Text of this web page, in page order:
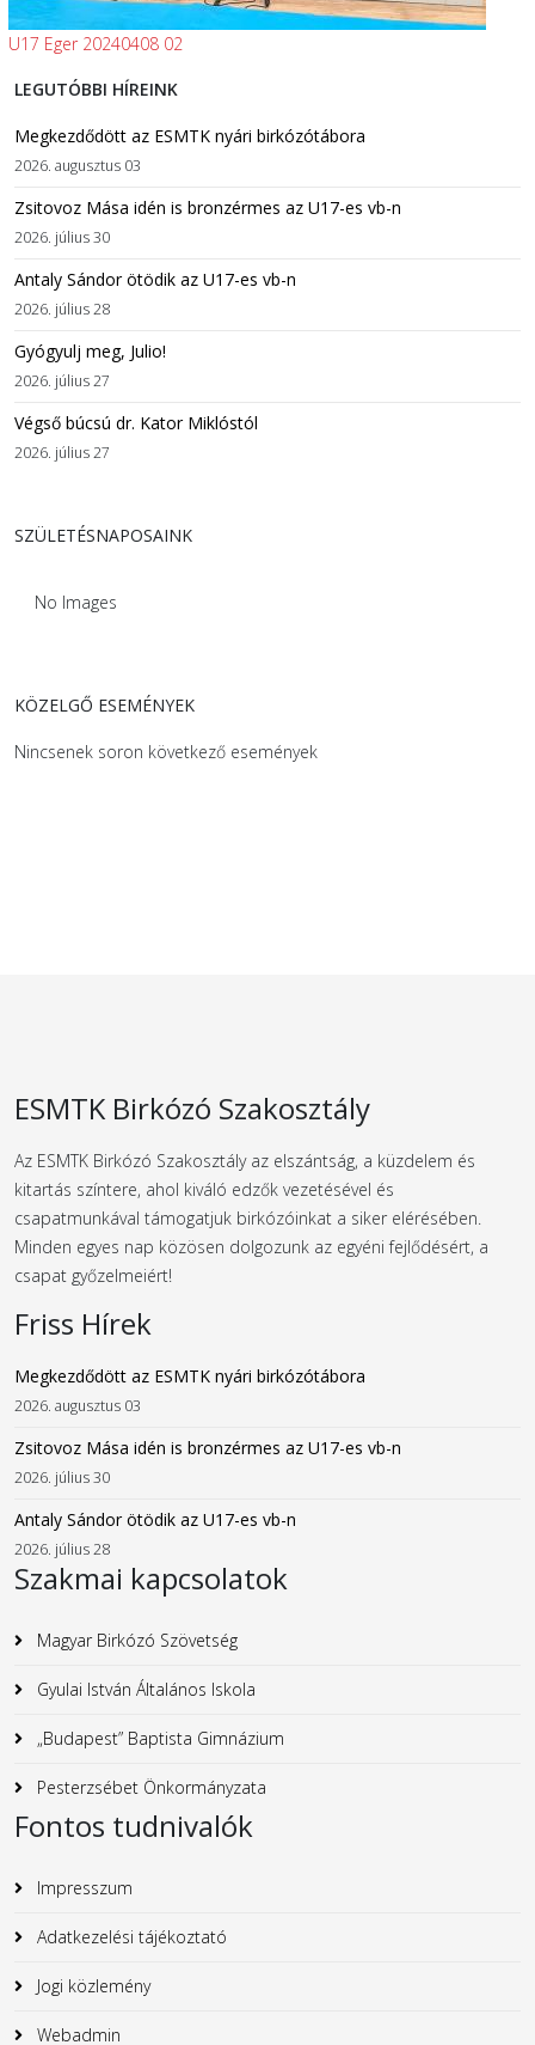
U17 Eger 20240408 02
LEGUTÓBBI HÍREINK
Megkezdődött az ESMTK nyári birkózótábora
2026. augusztus 03
Zsitovoz Mása idén is bronzérmes az U17-es vb-n
2026. július 30
Antaly Sándor ötödik az U17-es vb-n
2026. július 28
Gyógyulj meg, Julio!
2026. július 27
Végső búcsú dr. Kator Miklóstól
2026. július 27
SZÜLETÉSNAPOSAINK
No Images
KÖZELGŐ ESEMÉNYEK
Nincsenek soron következő események
ESMTK Birkózó Szakosztály
Az ESMTK Birkózó Szakosztály az elszántság, a küzdelem és
kitartás színtere, ahol kiváló edzők vezetésével és
csapatmunkával támogatjuk birkózóinkat a siker elérésében.
Minden egyes nap közösen dolgozunk az egyéni fejlődésért, a
csapat győzelmeiért!
Friss Hírek
Megkezdődött az ESMTK nyári birkózótábora
2026. augusztus 03
Zsitovoz Mása idén is bronzérmes az U17-es vb-n
2026. július 30
Antaly Sándor ötödik az U17-es vb-n
2026. július 28
Szakmai kapcsolatok
Magyar Birkózó Szövetség
Gyulai István Általános Iskola
„Budapest” Baptista Gimnázium
Pesterzsébet Önkormányzata
Fontos tudnivalók
Impresszum
Adatkezelési tájékoztató
Jogi közlemény
Webadmin